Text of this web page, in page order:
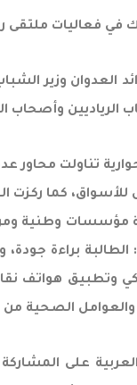
في فعاليات ملتقى
العدوان وزير
الرياديين وأصحاب
تناولت محاور عدة
للأسواق، كما ركزت
مؤسسات وطنية
براءة
وتطبيق هواتف
الصحية
على المشاركة